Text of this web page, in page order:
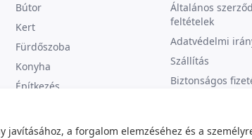
Bútor
Kert
Fürdőszoba
Konyha
Építkezés
Általános
feltételek
Adatvédelmi
Szállítás
Biztonságos
javításához, a forgalom elemzéséhez és a